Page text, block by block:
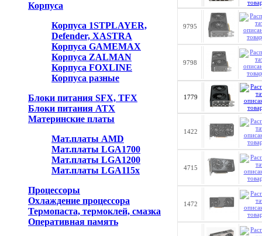
Корпуса
Корпуса 1STPLAYER,
Defender, XASTRA
Корпуса GAMEMAX
Корпуса ZALMAN
Корпуса FOXLINE
Корпуса разные
Блоки питания SFX, TFX
Блоки питания ATX
Материнские платы
Мат.платы AMD
Мат.платы LGA1700
Мат.платы LGA1200
Мат.платы LGA115x
Процессоры
Охлаждение процессора
Термопаста, термоклей, смазка
Оперативная память
9795
9798
1779
1422
4715
1472